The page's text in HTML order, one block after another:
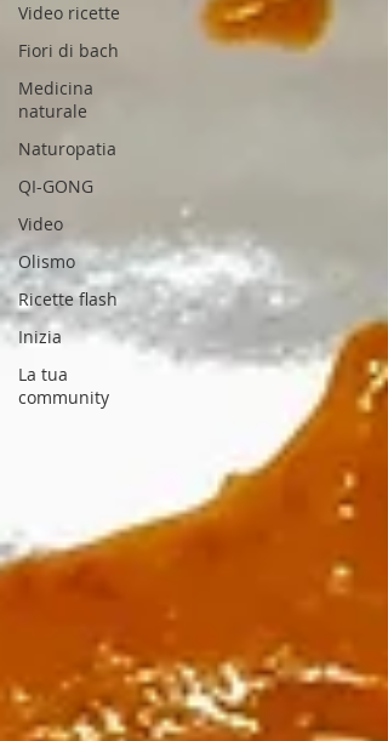
Video ricette
Fiori di bach
Medicina
naturale
Naturopatia
QI-GONG
Video
Olismo
Ricette flash
Inizia
La tua
community